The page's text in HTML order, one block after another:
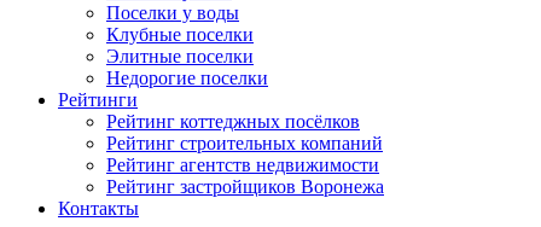
Поселки у воды
Клубные поселки
Элитные поселки
Недорогие поселки
Рейтинги
Рейтинг коттеджных посёлков
Рейтинг строительных компаний
Рейтинг агентств недвижимости
Рейтинг застройщиков Воронежа
Контакты